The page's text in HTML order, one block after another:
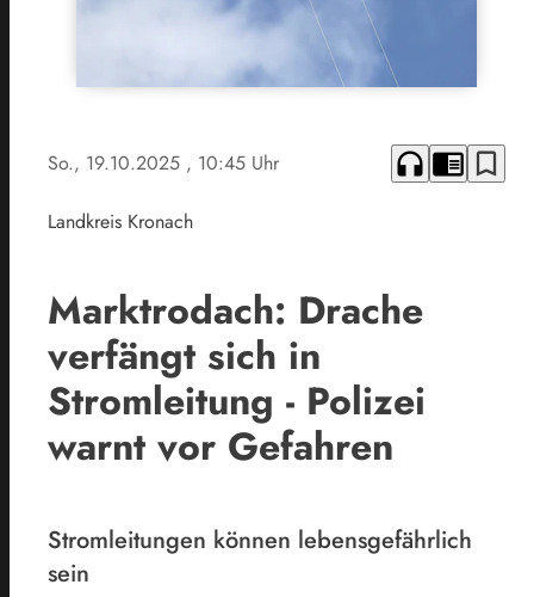
So., 19.10.2025 , 10:45 Uhr headphones chrome_reader_mode bookmark_border
Landkreis Kronach
Marktrodach: Drache
verfängt sich in
Stromleitung - Polizei
warnt vor Gefahren
Stromleitungen können lebensgefährlich
sein